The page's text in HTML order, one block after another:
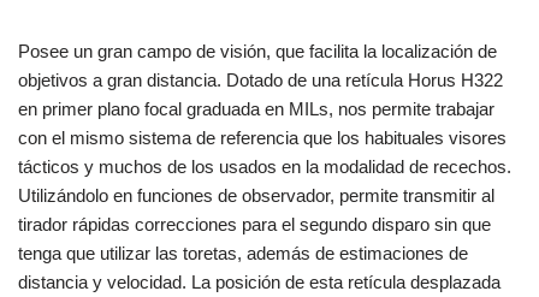
Posee un gran campo de visión, que facilita la localización de
objetivos a gran distancia. Dotado de una retícula Horus H322
en primer plano focal graduada en MILs, nos permite trabajar
con el mismo sistema de referencia que los habituales visores
tácticos y muchos de los usados en la modalidad de recechos.
Utilizándolo en funciones de observador, permite transmitir al
tirador rápidas correcciones para el segundo disparo sin que
tenga que utilizar las toretas, además de estimaciones de
distancia y velocidad. La posición de esta retícula desplazada